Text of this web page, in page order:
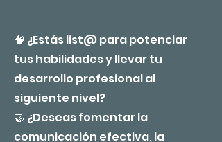
🧠 ¿Estás list@ para potenciar
tus habilidades y llevar tu
desarrollo profesional al
siguiente nivel?
🤝 ¿Deseas fomentar la
comunicación efectiva, la